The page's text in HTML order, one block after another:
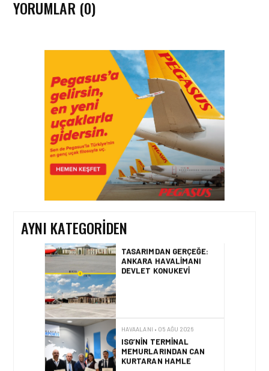
YORUMLAR (0)
AYNI KATEGORIDEN
HAVAALANI • 05 AĞU 2026
İSTANBUL VALI
YARDIMCISI BEKIR
DINKIRCI’DEN KONTROL
KULESI’NE ZIYARET
HAVAALANI • 05 AĞU 2026
TASARIMDAN GERÇEĞE:
ANKARA HAVALIMANI
DEVLET KONUKEVI
ISG’NIN TERMINAL
MEMURLARINDAN CAN
KURTARAN HAMLE
HAVAALANI • 04 AĞU 2026
İSTANBUL SABIHA
GÖKÇEN’DE TÜM
ZAMANLARIN UÇUŞ VE